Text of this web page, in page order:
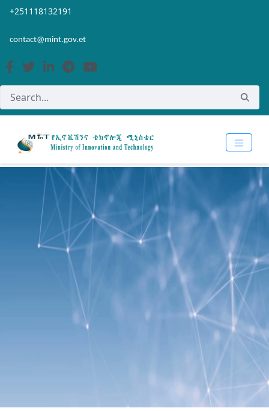
Skip to Main Content
Open Accessibility Menu
+251118132191
contact@mint.gov.et